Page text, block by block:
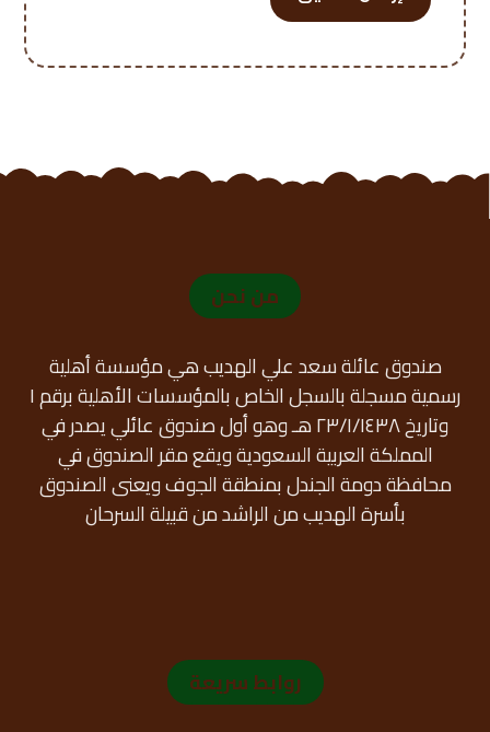
من نحن
صندوق عائلة سعد علي الهديب هي مؤسسة أهلية
رسمية مسجلة بالسجل الخاص بالمؤسسات الأهلية برقم ١
وتاريخ ٢٣/١/١٤٣٨ هـ وهو أول صندوق عائلي يصدر في
المملكة العربية السعودية ويقع مقر الصندوق في
محافظة دومة الجندل بمنطقة الجوف ويعنى الصندوق
بأسرة الهديب من الراشد من قبيلة السرحان
روابط سريعة